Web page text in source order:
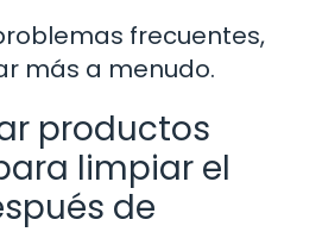
frecuentes,
más a menudo.
productos
limpiar el
de